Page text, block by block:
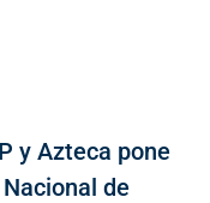
y Azteca pone
de